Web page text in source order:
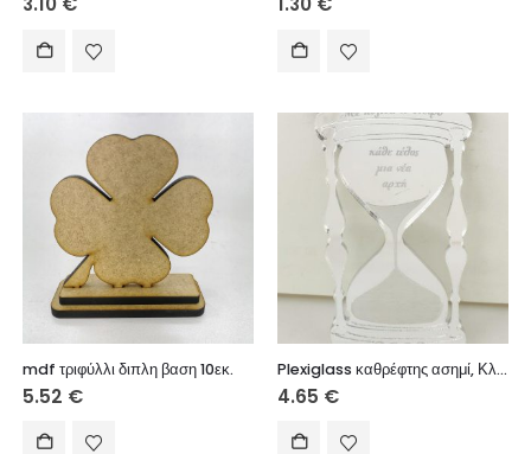
mdf τριφύλλι διπλη βαση 10εκ.
5.52 €
Plexiglass καθρέφτης ασημί, Κλεψύδρα με ευχή, 10 εκ.
4.65 €